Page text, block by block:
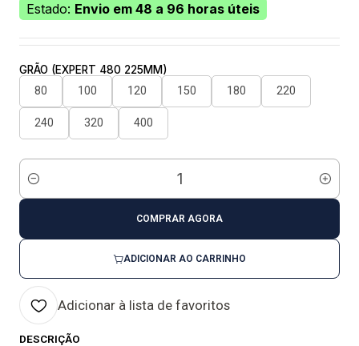
Estado: Envio em 48 a 96 horas úteis
GRÃO (EXPERT 480 225MM)
80 100 120 150 180 220
240 320 400
Quantidade
ADICIONAR AO CARRINHO
COMPRAR AGORA
Adicionar à lista de favoritos
DESCRIÇÃO